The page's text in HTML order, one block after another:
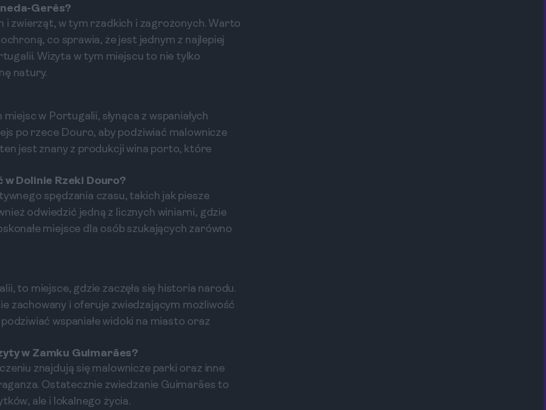
Gerês?
zwierząt, w tym rzadkich i zagrożonych. Warto
co sprawia, że jest jednym z najlepiej
Wizyta w tym miejscu to nie tylko
natury.
w Portugalii, słynąca z wspaniałych
po rzece Douro, aby podziwiać malownicze
jest znany z produkcji wina porto, które
Dolinie Rzeki Douro?
spędzania czasu, takich jak piesze
odwiedzić jedną z licznych winiarni, gdzie
miejsce dla osób szukających zarówno
to miejsce, gdzie zaczęła się historia narodu.
zachowany i oferuje zwiedzającym możliwość
wspaniałe widoki na miasto oraz
w Zamku Guimarães?
znajdują się malownicze parki oraz inne
Ostatecznie zwiedzanie Guimarães to
ale i lokalnego życia.